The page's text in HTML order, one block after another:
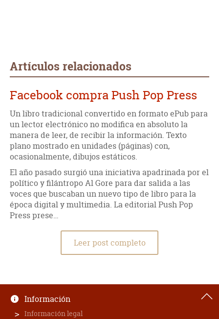
Artículos relacionados
Facebook compra Push Pop Press
Un libro tradicional convertido en formato ePub para
un lector electrónico no modifica en absoluto la
manera de leer, de recibir la información. Texto
plano mostrado en unidades (páginas) con,
ocasionalmente, dibujos estáticos.
El año pasado surgió una iniciativa apadrinada por el
político y filántropo Al Gore para dar salida a las
voces que buscaban un nuevo tipo de libro para la
época digital y multimedia. La editorial Push Pop
Press prese…
Leer post completo
Información
Información legal